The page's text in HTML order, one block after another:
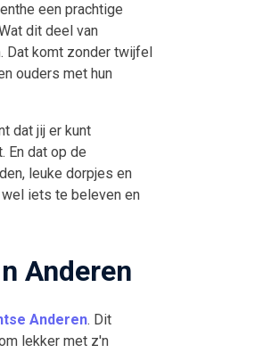
een prachtige
dit deel van
Dat komt zonder twijfel
ouders met hun
dat jij er kunt
En dat op de
leuke dorpjes en
iets te beleven en
Anderen
Anderen. Dit
lekker met z'n